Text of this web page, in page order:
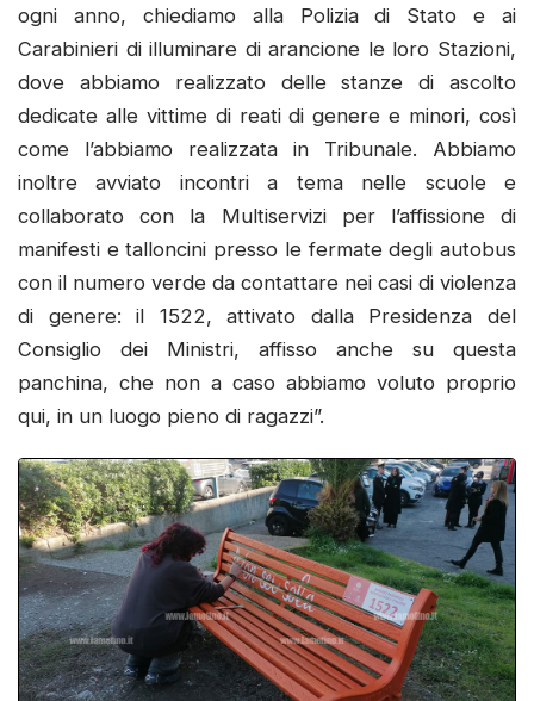
ogni anno, chiediamo alla Polizia di Stato e ai
Carabinieri di illuminare di arancione le loro Stazioni,
dove abbiamo realizzato delle stanze di ascolto
dedicate alle vittime di reati di genere e minori, così
come l’abbiamo realizzata in Tribunale. Abbiamo
inoltre avviato incontri a tema nelle scuole e
collaborato con la Multiservizi per l’affissione di
manifesti e talloncini presso le fermate degli autobus
con il numero verde da contattare nei casi di violenza
di genere: il 1522, attivato dalla Presidenza del
Consiglio dei Ministri, affisso anche su questa
panchina, che non a caso abbiamo voluto proprio
qui, in un luogo pieno di ragazzi”.